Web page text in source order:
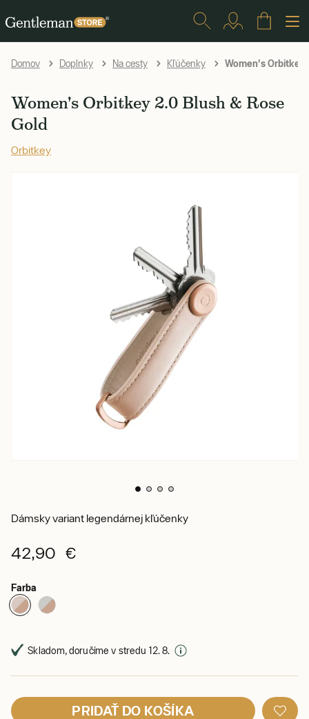
Domov Doplnky Na cesty Kľúčenky Women's Orbitkey
Women's Orbitkey 2.0 Blush & Rose
Gold
Orbitkey
Dámsky variant legendárnej kľúčenky
42,90 €
Farba
Skladom, doručíme v stredu 12. 8.
PRIDAŤ DO KOŠÍKA